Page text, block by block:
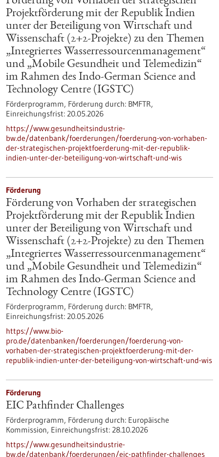
Projektförderung mit der Republik Indien
unter der Beteiligung von Wirtschaft und
Wissenschaft (2+2-Projekte) zu den Themen
„Integriertes Wasserressourcenmanagement“
und „Mobile Gesundheit und Telemedizin“
im Rahmen des Indo-German Science and
Technology Centre (IGSTC)
Förderprogramm, Förderung durch: BMFTR,
Einreichungsfrist: 20.05.2026
https://www.gesundheitsindustrie-
bw.de/datenbank/foerderungen/foerderung-von-vorhaben-
der-strategischen-projektfoerderung-mit-der-republik-
indien-unter-der-beteiligung-von-wirtschaft-und-wis
Förderung
Förderung von Vorhaben der strategischen
Projektförderung mit der Republik Indien
unter der Beteiligung von Wirtschaft und
Wissenschaft (2+2-Projekte) zu den Themen
„Integriertes Wasserressourcenmanagement“
und „Mobile Gesundheit und Telemedizin“
im Rahmen des Indo-German Science and
Technology Centre (IGSTC)
Förderprogramm, Förderung durch: BMFTR,
Einreichungsfrist: 20.05.2026
https://www.bio-
pro.de/datenbanken/foerderungen/foerderung-von-
vorhaben-der-strategischen-projektfoerderung-mit-der-
republik-indien-unter-der-beteiligung-von-wirtschaft-und-wis
Förderung
EIC Pathfinder Challenges
Förderprogramm, Förderung durch: Europäische
Kommission, Einreichungsfrist: 28.10.2026
https://www.gesundheitsindustrie-
bw.de/datenbank/foerderungen/eic-pathfinder-challenges